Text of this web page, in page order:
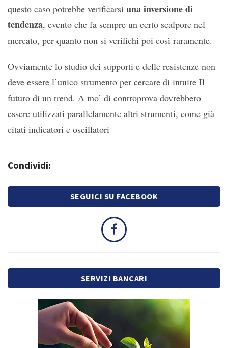
questo caso potrebbe verificarsi una inversione di
tendenza, evento che fa sempre un certo scalpore nel
mercato, per quanto non si verifichi poi così raramente.
Ovviamente lo studio dei supporti e delle resistenze non
deve essere l’unico strumento per cercare di intuire Il
futuro di un trend. A mo’ di controprova dovrebbero
essere utilizzati parallelamente altri strumenti, come già
citati indicatori e oscillatori
Condividi:
SEGUICI SU FACEBOOK
SERVIZI BANCARI